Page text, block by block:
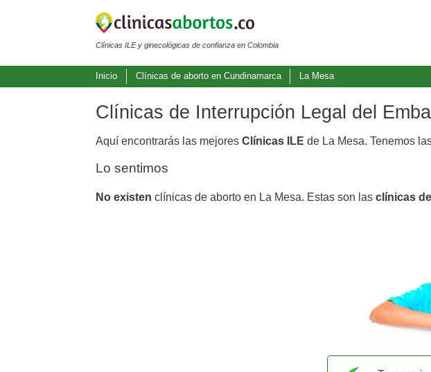
Clínicas ILE y ginecológicas de confianza en Colombia
Inicio Clínicas de aborto en Cundinamarca La Mesa
Clínicas de Interrupción Legal del
Aquí encontrarás las mejores Clínicas ILE de La Mesa. Tenemos
Lo sentimos
No existen clínicas de aborto en La Mesa. Estas son las clínicas